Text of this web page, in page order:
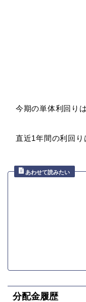
今期の単体利回りは
直近1年間の利回り
分配金履歴